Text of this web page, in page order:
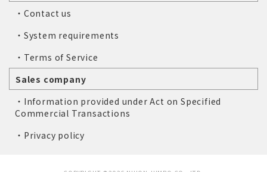
・Contact us
・System requirements
・Terms of Service
Sales company
・Information provided under Act on Specified
Commercial Transactions
・Privacy policy